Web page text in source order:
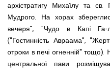
архістратигу Михаїлу та
Мудрого. На хорах
вечеря", "Чудо в Капі Га-
("Гостинність Авраама",
отроки в печі огненній" тощо).
центральної пави